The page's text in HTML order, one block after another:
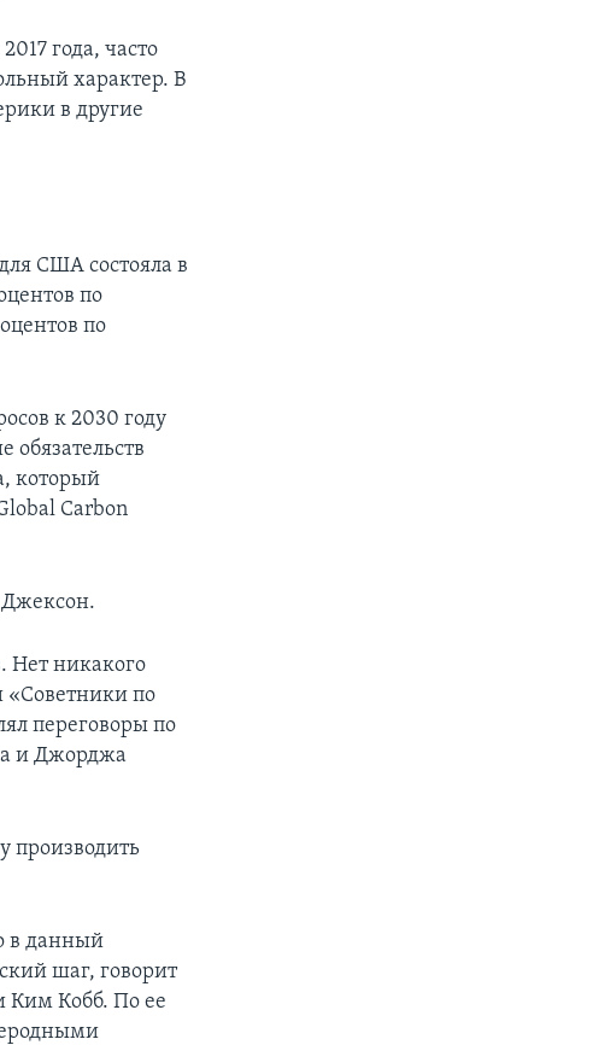
года, часто
характер. В
в другие
США состояла в
по
по
к 2030 году
обязательств
который
Carbon
Джексон.
Нет никакого
«Советники по
переговоры по
и Джорджа
производить
в данный
шаг, говорит
Ким Кобб. По ее